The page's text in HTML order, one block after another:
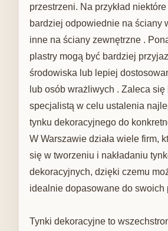
przestrzeni. Na przykład
bardziej odpowiednie na ściany
inne na ściany zewnętrzne .
plastry mogą być bardziej
środowiska lub lepiej
lub osób wrażliwych . Zaleca
specjalistą w celu ustalenia
tynku dekoracyjnego do
W Warszawie działa wiele firm,
się w tworzeniu i nakładaniu
dekoracyjnych, dzięki czemu
idealnie dopasowane do swoich
Tynki dekoracyjne to